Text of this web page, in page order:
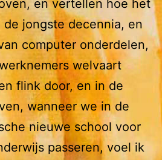
en vertellen hoe het
jongste decennia, en
computer onderdelen,
welvaart
flink door, en in de
wanneer we in de
nieuwe school voor
passeren, voel ik